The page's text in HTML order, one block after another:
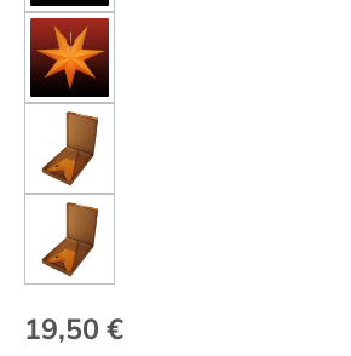
Regulärer Preis:
19,50 €